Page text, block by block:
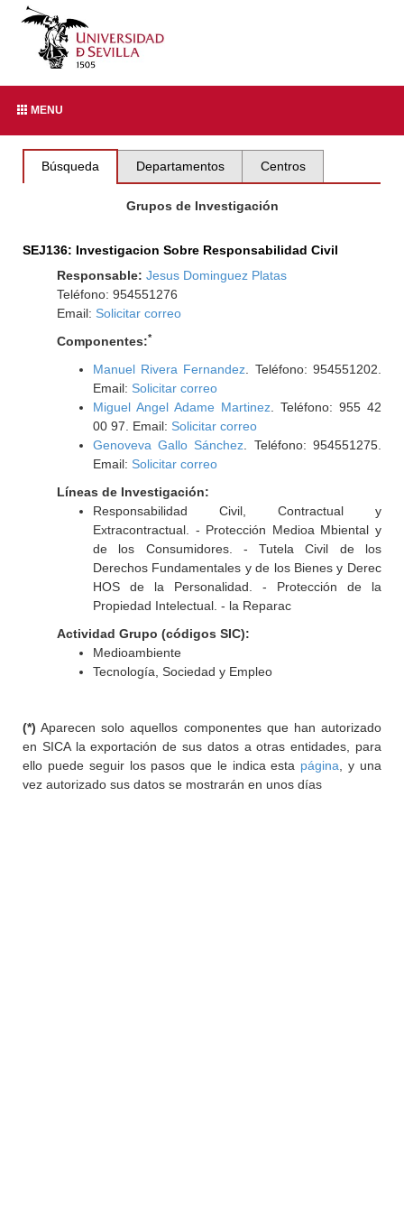
MENU
Búsqueda Departamentos Centros
Grupos de Investigación
SEJ136: Investigacion Sobre Responsabilidad Civil
Responsable: Jesus Dominguez Platas
Teléfono: 954551276
Email: Solicitar correo
Componentes:*
Manuel Rivera Fernandez . Teléfono: 954551202.
Email: Solicitar correo
Miguel Angel Adame Martinez. Teléfono: 955 42
00 97. Email: Solicitar correo
Genoveva Gallo Sánchez . Teléfono: 954551275.
Email: Solicitar correo
Líneas de Investigación:
Responsabilidad Civil, Contractual y
Extracontractual. - Protección Medioa Mbiental y
de los Consumidores. - Tutela Civil de los
Derechos Fundamentales y de los Bienes y Derec
HOS de la Personalidad. - Protección de la
Propiedad Intelectual. - la Reparac
Actividad Grupo (códigos SIC):
Medioambiente
Tecnología, Sociedad y Empleo
(*) Aparecen solo aquellos componentes que han autorizado
en SICA la exportación de sus datos a otras entidades, para
ello puede seguir los pasos que le indica esta página , y una
vez autorizado sus datos se mostrarán en unos días